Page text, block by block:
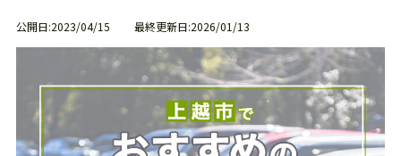
公開日:2023/04/15 最終更新日:2026/01/13